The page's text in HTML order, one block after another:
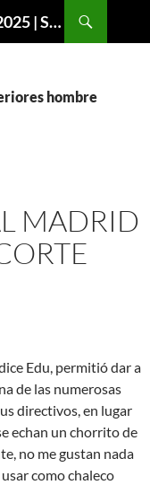
Chandal Atletico de Madrid 2024 2025 | SuperVigo
hombre
MADRID
Edu, permitió dar a
de las numerosas
directivos, en lugar
echan un chorrito de
no me gustan nada
como chaleco